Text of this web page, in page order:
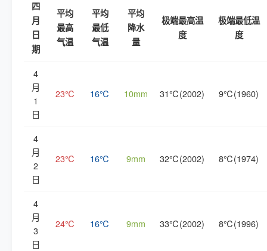
四
月
日
期
平均
最高
气温
平均
最低
气温
平均
降水
量
极端最高温
度
极端最低温
度
4
月
1
日
23℃ 16℃ 10mm 31℃(2002) 9℃(1960)
4
月
2
日
23℃ 16℃ 9mm 32℃(2002) 8℃(1974)
4
月
3
日
24℃ 16℃ 9mm 33℃(2002) 8℃(1996)